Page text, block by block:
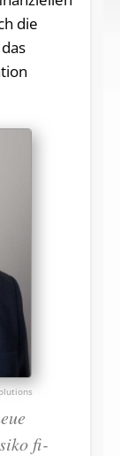
die
fi­